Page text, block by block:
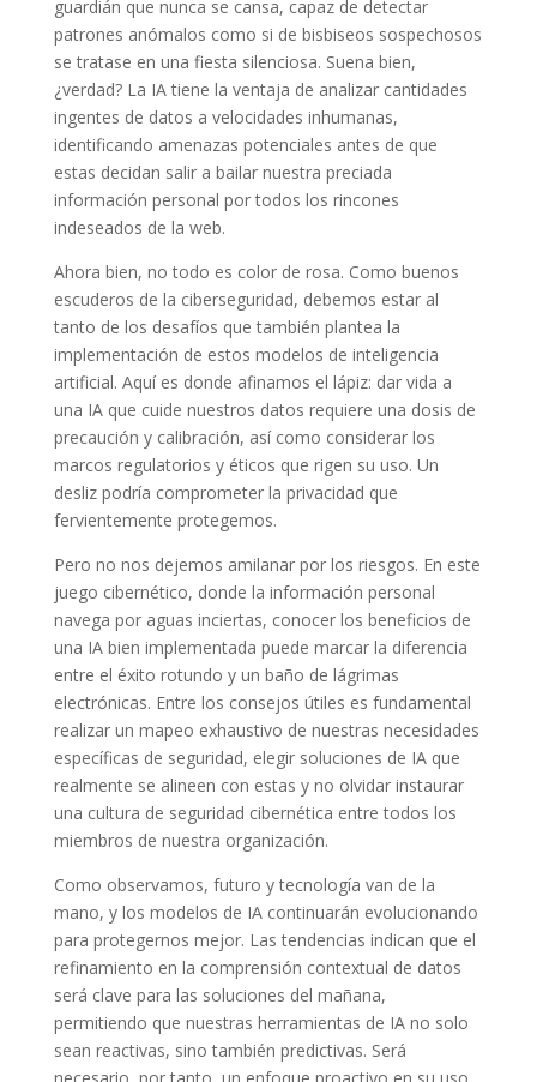
guardián que nunca se cansa, capaz de detectar
patrones anómalos como si de bisbiseos sospechosos
se tratase en una fiesta silenciosa. Suena bien,
¿verdad? La IA tiene la ventaja de analizar cantidades
ingentes de datos a velocidades inhumanas,
identificando amenazas potenciales antes de que
estas decidan salir a bailar nuestra preciada
información personal por todos los rincones
indeseados de la web.
Ahora bien, no todo es color de rosa. Como buenos
escuderos de la ciberseguridad, debemos estar al
tanto de los desafíos que también plantea la
implementación de estos modelos de inteligencia
artificial. Aquí es donde afinamos el lápiz: dar vida a
una IA que cuide nuestros datos requiere una dosis de
precaución y calibración, así como considerar los
marcos regulatorios y éticos que rigen su uso. Un
desliz podría comprometer la privacidad que
fervientemente protegemos.
Pero no nos dejemos amilanar por los riesgos. En este
juego cibernético, donde la información personal
navega por aguas inciertas, conocer los beneficios de
una IA bien implementada puede marcar la diferencia
entre el éxito rotundo y un baño de lágrimas
electrónicas. Entre los consejos útiles es fundamental
realizar un mapeo exhaustivo de nuestras necesidades
específicas de seguridad, elegir soluciones de IA que
realmente se alineen con estas y no olvidar instaurar
una cultura de seguridad cibernética entre todos los
miembros de nuestra organización.
Como observamos, futuro y tecnología van de la
mano, y los modelos de IA continuarán evolucionando
para protegernos mejor. Las tendencias indican que el
refinamiento en la comprensión contextual de datos
será clave para las soluciones del mañana,
permitiendo que nuestras herramientas de IA no solo
sean reactivas, sino también predictivas. Será